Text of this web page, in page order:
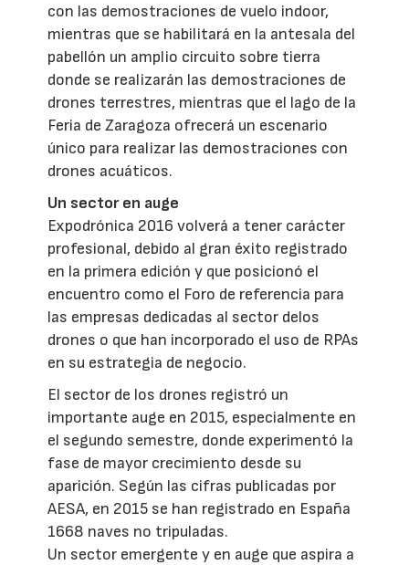
con las demostraciones de vuelo indoor,
mientras que se habilitará en la antesala del
pabellón un amplio circuito sobre tierra
donde se realizarán las demostraciones de
drones terrestres, mientras que el lago de la
Feria de Zaragoza ofrecerá un escenario
único para realizar las demostraciones con
drones acuáticos.
Un sector en auge
Expodrónica 2016 volverá a tener carácter
profesional, debido al gran éxito registrado
en la primera edición y que posicionó el
encuentro como el Foro de referencia para
las empresas dedicadas al sector delos
drones o que han incorporado el uso de RPAs
en su estrategia de negocio.
El sector de los drones registró un
importante auge en 2015, especialmente en
el segundo semestre, donde experimentó la
fase de mayor crecimiento desde su
aparición. Según las cifras publicadas por
AESA, en 2015 se han registrado en España
1668 naves no tripuladas.
Un sector emergente y en auge que aspira a